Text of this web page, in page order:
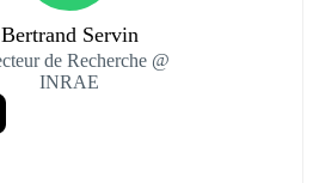
Bertrand Servin
de Recherche @
INRAE